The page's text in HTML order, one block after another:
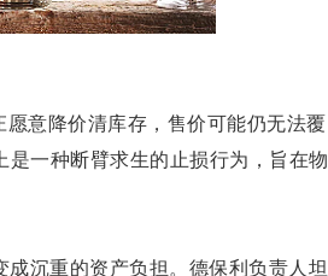
意降价清库存，售价可能仍无法覆
一种断臂求生的止损行为，旨在物
沉重的资产负担。德保利负责人坦